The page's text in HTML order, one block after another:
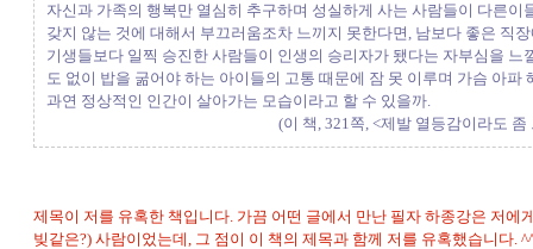
자신과 가족의 행복만 열심히 추구하며 성실하게 사는 사람들이 다른이
갖지 않는 것에 대해서 부끄러움조차 느끼지 못한다면, 남보다 좋은 직
기생들보다 일찍 승진한 사람들이 인생의 승리자가 됐다는 자부심을 느
도 없이 밥을 굶어야 하는 아이들의 고통 때문에 잠 못 이루며 가슴 아파
과연 정상적인 인간이 살아가는 모습이라고 할 수 있을까.
(이 책, 321쪽, <제발 열등감이라도
제목이 저를 유혹한 책입니다. 가끔 어떤 글에서 만난 필자 하종강은 저에
빚같은?) 사람이었는데, 그 점이 이 책의 제목과 함께 저를 유혹했습니다.